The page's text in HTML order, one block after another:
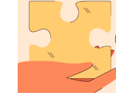
Image